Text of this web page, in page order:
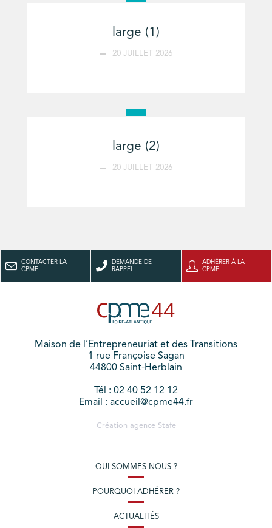
large (1)
20 JUILLET 2026
large (2)
20 JUILLET 2026
CONTACTER LA
CPME
DEMANDE DE
RAPPEL
ADHÉRER À LA
CPME
Maison de l’Entrepreneuriat et des Transitions
1 rue Françoise Sagan
44800 Saint-Herblain
Tél : 02 40 52 12 12
Email : accueil@cpme44.fr
Création agence Stafe
QUI SOMMES-NOUS ?
POURQUOI ADHÉRER ?
ACTUALITÉS